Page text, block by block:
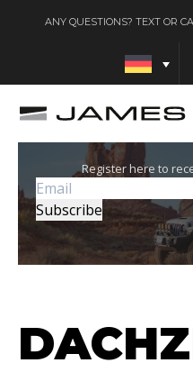
ANY QUESTIONS? TEXT OR
Register here to